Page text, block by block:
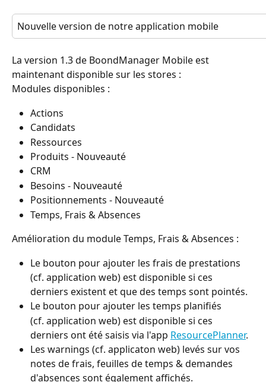
Nouvelle version de notre application mobile
La version 1.3 de BoondManager Mobile est
maintenant disponible sur les stores :
Modules disponibles :
Actions
Candidats
Ressources
Produits - Nouveauté
CRM
Besoins - Nouveauté
Positionnements - Nouveauté
Temps, Frais & Absences
Amélioration du module Temps, Frais & Absences :
Le bouton pour ajouter les frais de prestations
(cf. application web) est disponible si ces
derniers existent et que des temps sont pointés.
Le bouton pour ajouter les temps planifiés
(cf. application web) est disponible si ces
derniers ont été saisis via l'app ResourcePlanner.
Les warnings (cf. applicaton web) levés sur vos
notes de frais, feuilles de temps & demandes
d'absences sont également affichés.